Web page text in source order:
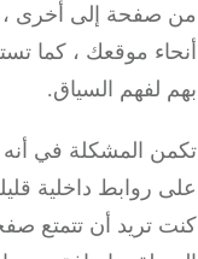
من صفحة إلى أخرى ،
بهم لفهم السياق.
تكمن المشكلة في
على روابط داخلية
كنت تريد أن تتمتع